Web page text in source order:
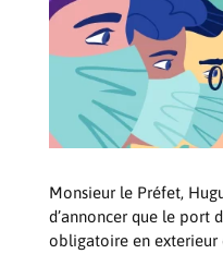
Monsieur le Préfet,
d’annoncer que le port
obligatoire en exterieur